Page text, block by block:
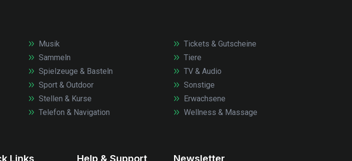
Musik
Sammeln
Spielzeuge & Basteln
Sport & Outdoor
Stellen & Kurse
Telefon & Navigation
Tickets & Gutscheine
Tiere
TV & Audio
Sonstige
Erwachsene
Wellness & Massage
Links Help & Support Newsletter